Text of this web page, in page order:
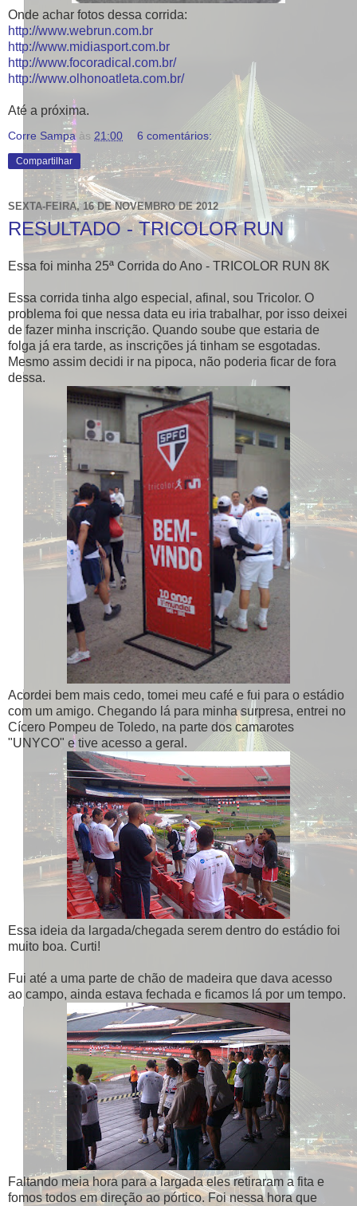
Onde achar fotos dessa corrida:
http://www.webrun.com.br
http://www.midiasport.com.br
http://www.focoradical.com.br/
http://www.olhonoatleta.com.br/
Até a próxima.
Corre Sampa às 21:00 6 comentários:
Compartilhar
SEXTA-FEIRA, 16 DE NOVEMBRO DE 2012
RESULTADO - TRICOLOR RUN
Essa foi minha 25ª Corrida do Ano - TRICOLOR RUN 8K
Essa corrida tinha algo especial, afinal, sou Tricolor. O
problema foi que nessa data eu iria trabalhar, por isso deixei
de fazer minha inscrição. Quando soube que estaria de
folga já era tarde, as inscrições já tinham se esgotadas.
Mesmo assim decidi ir na pipoca, não poderia ficar de fora
dessa.
Acordei bem mais cedo, tomei meu café e fui para o estádio
com um amigo. Chegando lá para minha surpresa, entrei no
Cícero Pompeu de Toledo, na parte dos camarotes
"UNYCO" e tive acesso a geral.
Essa ideia da largada/chegada serem dentro do estádio foi
muito boa. Curti!
Fui até a uma parte de chão de madeira que dava acesso
ao campo, ainda estava fechada e ficamos lá por um tempo.
Faltando meia hora para a largada eles retiraram a fita e
fomos todos em direção ao pórtico. Foi nessa hora que